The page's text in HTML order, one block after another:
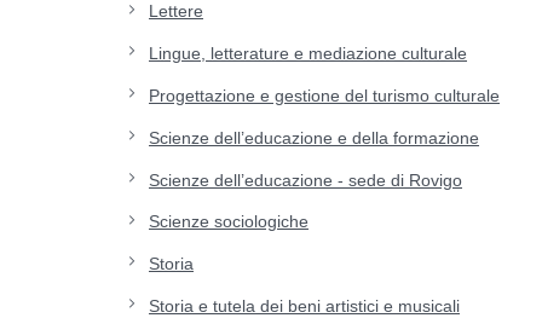
Lettere
Lingue, letterature e mediazione culturale
Progettazione e gestione del turismo culturale
Scienze dell’educazione e della formazione
Scienze dell’educazione - sede di Rovigo
Scienze sociologiche
Storia
Storia e tutela dei beni artistici e musicali